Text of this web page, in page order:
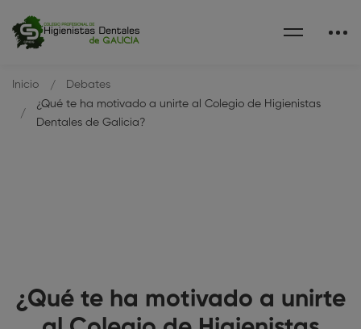
¿Qué te ha motivado a unirte
Inicio
Debates
¿Qué te ha motivado a unirte al Colegio de Higienistas
Dentales de Galicia?